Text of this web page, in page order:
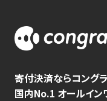
寄付決済ならコング
国内No.1 オールイン